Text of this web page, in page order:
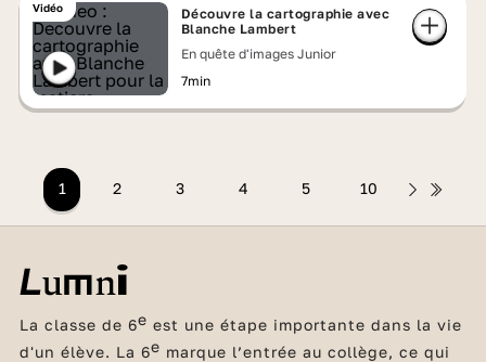
Vidéo
Découvre la cartographie avec
Blanche Lambert
En quête d'images Junior
7min
1 2 3 4 5 10
La classe de 6e est une étape importante dans la vie
d'un élève. La 6e marque l’entrée au collège, ce qui